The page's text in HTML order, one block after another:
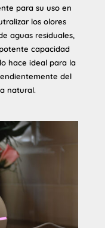
para su uso en
los olores
aguas residuales,
capacidad
hace ideal para la
del
natural.